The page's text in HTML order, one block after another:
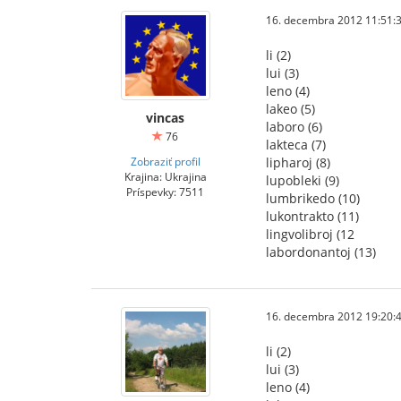
vincas
76
Zobraziť profil
Krajina: Ukrajina
Príspevky: 7511
16. decembra 2012
li (2)
lui (3)
leno (4)
lakeo (5)
laboro (6)
lakteca (7)
lipharoj (8)
lupobleki (9)
lumbrikedo (10)
lukontrakto (11)
lingvolibroj (12
labordonantoj (13)
16. decembra 2012
li (2)
lui (3)
leno (4)